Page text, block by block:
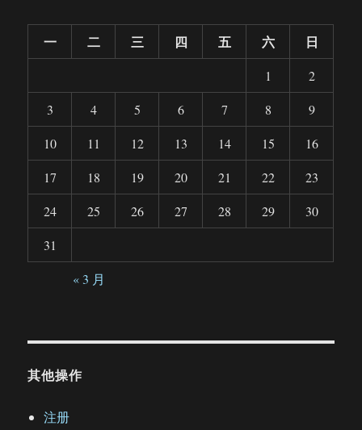
一 二 三 四 五 六 日
1
2
3
4 5 6 7 8
9
10
11 12 13 14 15
16
17
18 19 20 21 22
23
24
25 26 27 28 29
30
31
« 3 月
其他操作
注册